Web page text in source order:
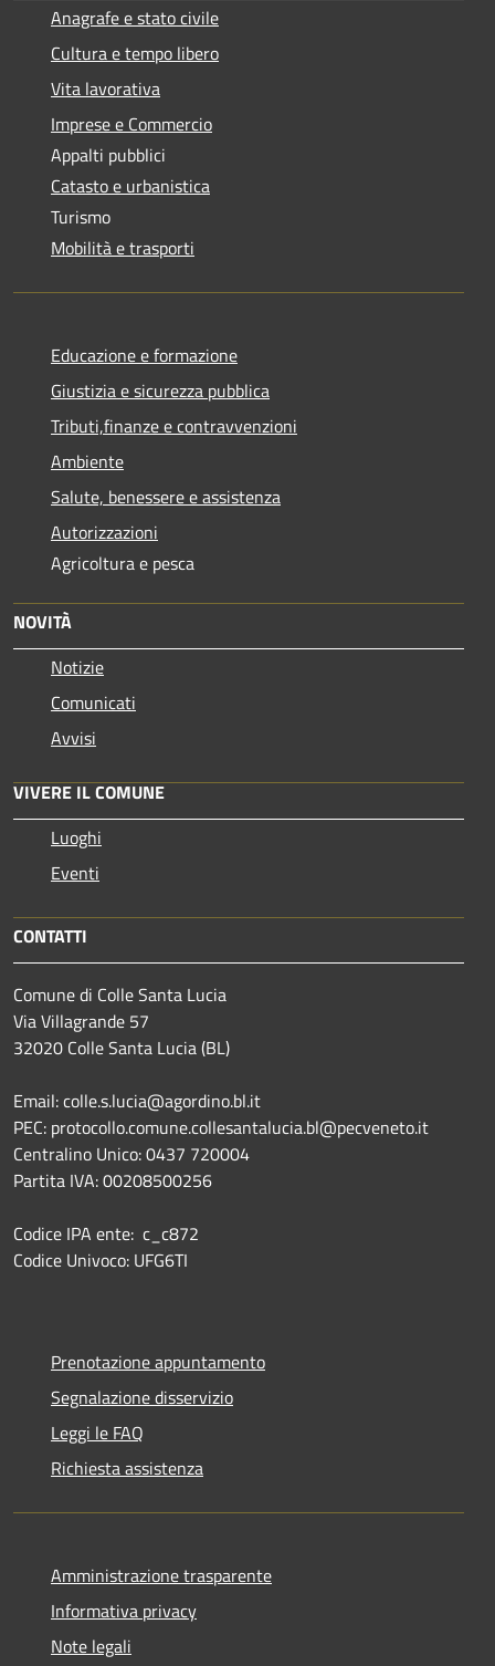
Anagrafe e stato civile
Cultura e tempo libero
Vita lavorativa
Imprese e Commercio
Appalti pubblici
Catasto e urbanistica
Turismo
Mobilità e trasporti
Educazione e formazione
Giustizia e sicurezza pubblica
Tributi,finanze e contravvenzioni
Ambiente
Salute, benessere e assistenza
Autorizzazioni
Agricoltura e pesca
NOVITÀ
Notizie
Comunicati
Avvisi
VIVERE IL COMUNE
Luoghi
Eventi
CONTATTI
Comune di Colle Santa Lucia
Via Villagrande 57
32020 Colle Santa Lucia (BL)
Email: colle.s.lucia@agordino.bl.it
PEC: protocollo.comune.collesantalucia.bl@pecveneto.it
Centralino Unico: 0437 720004
Partita IVA: 00208500256
Codice IPA ente: c_c872
Codice Univoco: UFG6TI
Prenotazione appuntamento
Segnalazione disservizio
Leggi le FAQ
Richiesta assistenza
Amministrazione trasparente
Informativa privacy
Note legali